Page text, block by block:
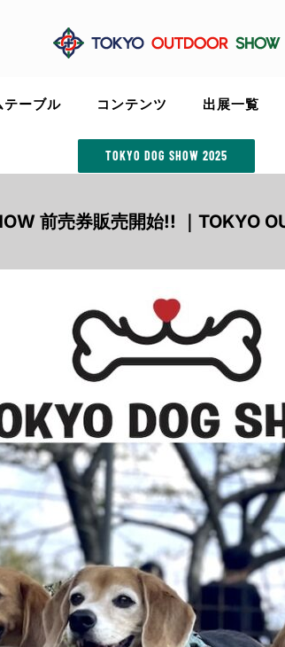
テーブル コンテンツ 出展一覧
TOKYO DOG SHOW 2025
前売券販売開始!! ｜TOKYO